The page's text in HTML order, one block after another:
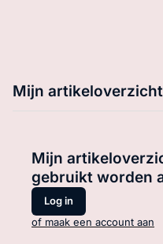
Mijn artikeloverzicht
Mijn
gebruikt worden
Log in
of maak een account aan